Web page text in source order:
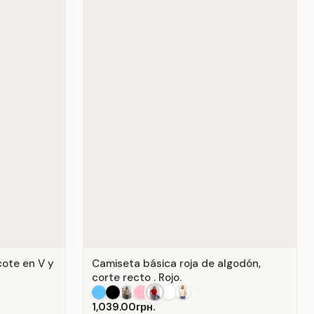
en V y
Camiseta básica roja de algodón,
corte recto . Rojo.
1,039.00грн.